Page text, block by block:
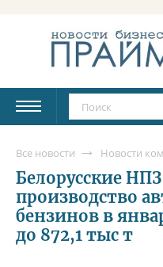
Все новости Новости
Белорусские
производство
бензинов в
до 872,1 тыс т